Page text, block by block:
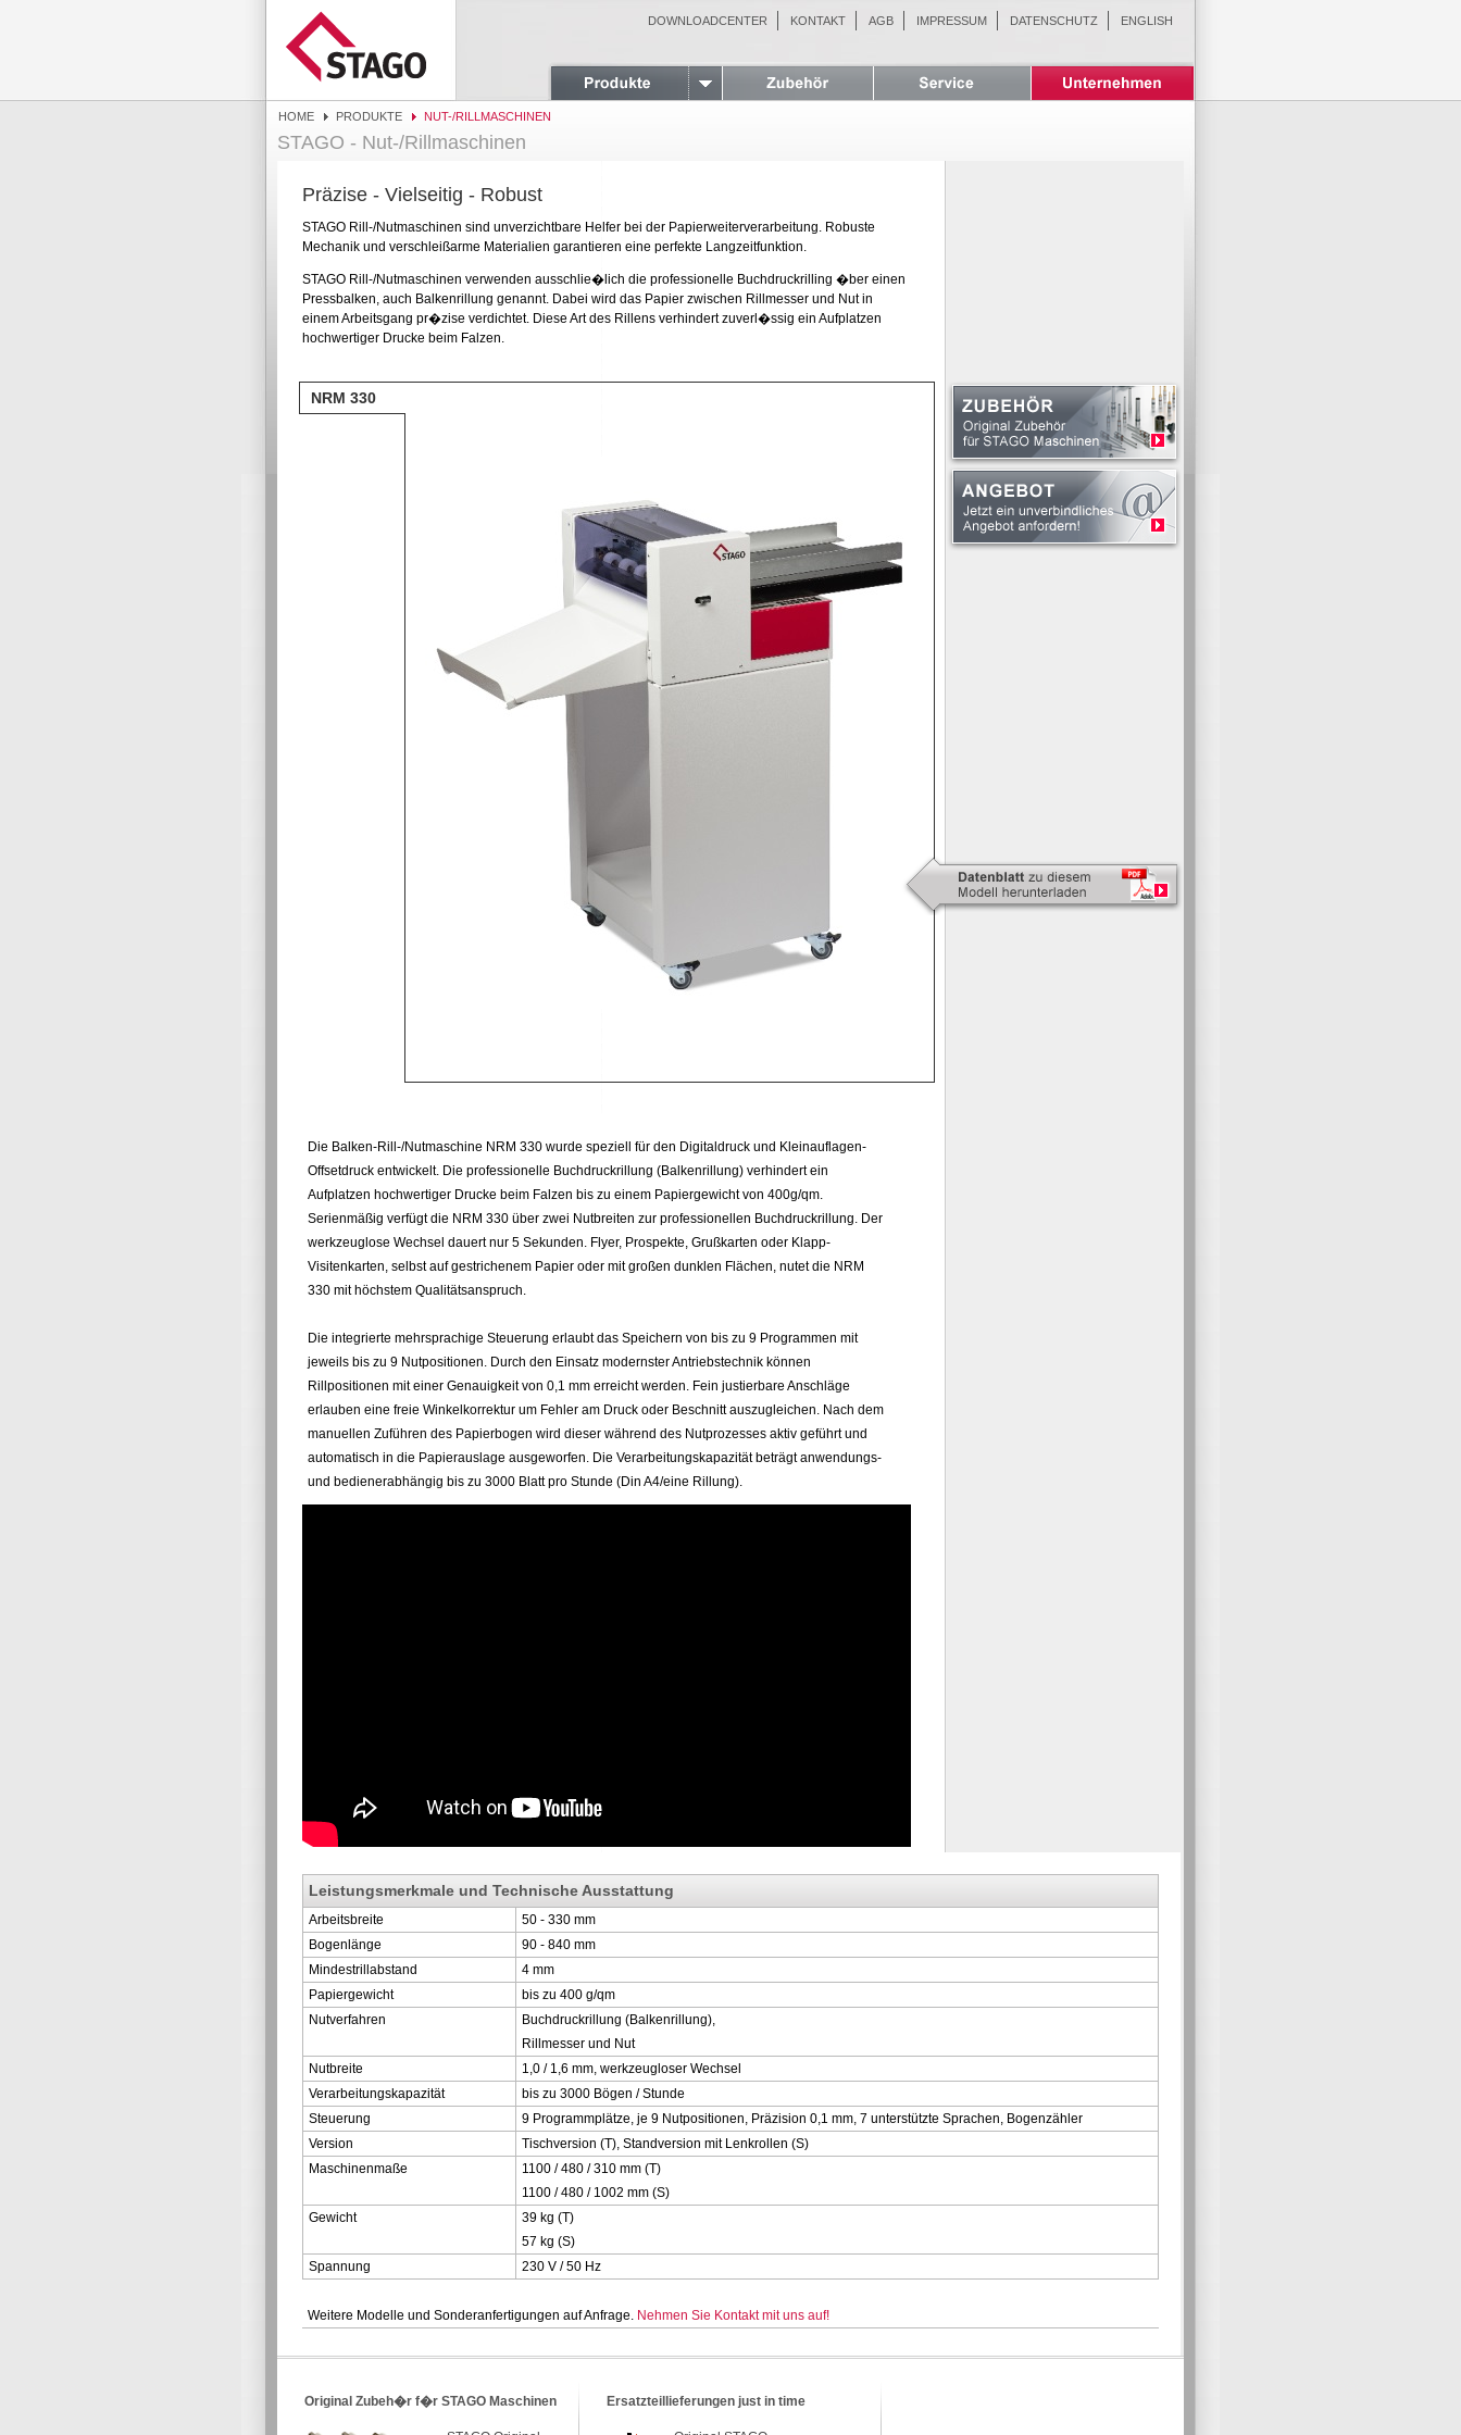
DOWNLOADCENTER KONTAKT AGB IMPRESSUM DATENSCHUTZ ENGLISH
HOME PRODUKTE NUT-/RILLMASCHINEN
STAGO - Nut-/Rillmaschinen
Präzise - Vielseitig - Robust
STAGO Rill-/Nutmaschinen sind unverzichtbare Helfer bei der Papierweiterverarbeitung. Robuste
Mechanik und verschleißarme Materialien garantieren eine perfekte Langzeitfunktion.
STAGO Rill-/Nutmaschinen verwenden ausschlie�lich die professionelle Buchdruckrilling �ber einen
Pressbalken, auch Balkenrillung genannt. Dabei wird das Papier zwischen Rillmesser und Nut in
einem Arbeitsgang pr�zise verdichtet. Diese Art des Rillens verhindert zuverl�ssig ein Aufplatzen
hochwertiger Drucke beim Falzen.
NRM 330
Die Balken-Rill-/Nutmaschine NRM 330 wurde speziell für den Digitaldruck und Kleinauflagen-
Offsetdruck entwickelt. Die professionelle Buchdruckrillung (Balkenrillung) verhindert ein
Aufplatzen hochwertiger Drucke beim Falzen bis zu einem Papiergewicht von 400g/qm.
Serienmäßig verfügt die NRM 330 über zwei Nutbreiten zur professionellen Buchdruckrillung. Der
werkzeuglose Wechsel dauert nur 5 Sekunden. Flyer, Prospekte, Grußkarten oder Klapp-
Visitenkarten, selbst auf gestrichenem Papier oder mit großen dunklen Flächen, nutet die NRM
330 mit höchstem Qualitätsanspruch.
Die integrierte mehrsprachige Steuerung erlaubt das Speichern von bis zu 9 Programmen mit
jeweils bis zu 9 Nutpositionen. Durch den Einsatz modernster Antriebstechnik können
Rillpositionen mit einer Genauigkeit von 0,1 mm erreicht werden. Fein justierbare Anschläge
erlauben eine freie Winkelkorrektur um Fehler am Druck oder Beschnitt auszugleichen. Nach dem
manuellen Zuführen des Papierbogen wird dieser während des Nutprozesses aktiv geführt und
automatisch in die Papierauslage ausgeworfen. Die Verarbeitungskapazität beträgt anwendungs-
und bedienerabhängig bis zu 3000 Blatt pro Stunde (Din A4/eine Rillung).
Leistungsmerkmale und Technische Ausstattung
Arbeitsbreite
50 - 330 mm
Bogenlänge
90 - 840 mm
Mindestrillabstand
4 mm
Papiergewicht
bis zu 400 g/qm
Nutverfahren
Buchdruckrillung (Balkenrillung),
Rillmesser und Nut
Nutbreite
1,0 / 1,6 mm, werkzeugloser Wechsel
Verarbeitungskapazität
bis zu 3000 Bögen / Stunde
Steuerung
9 Programmplätze, je 9 Nutpositionen, Präzision 0,1 mm, 7 unterstützte Sprachen, Bogenzähler
Version
Tischversion (T), Standversion mit Lenkrollen (S)
Maschinenmaße
1100 / 480 / 310 mm (T)
1100 / 480 / 1002 mm (S)
Gewicht
39 kg (T)
57 kg (S)
Spannung
230 V / 50 Hz
Weitere Modelle und Sonderanfertigungen auf Anfrage. Nehmen Sie Kontakt mit uns auf!
Original Zubeh�r f�r STAGO Maschinen Ersatzteillieferungen just in time